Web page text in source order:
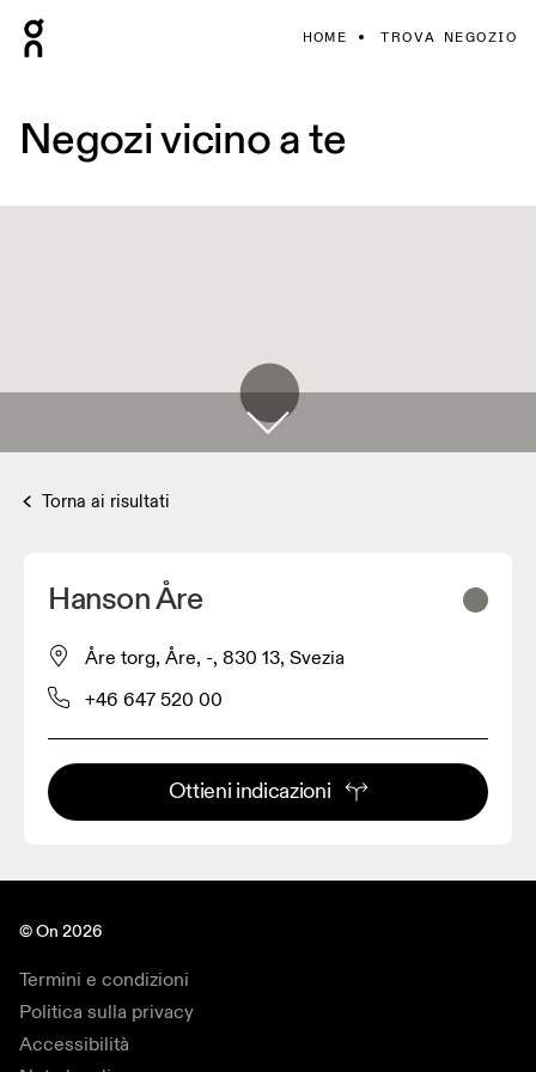
HOME TROVA NEGOZIO
Negozi vicino a te
Torna ai risultati
Hanson Åre
Åre torg, Åre, -, 830 13, Svezia
+46 647 520 00
Ottieni indicazioni
© On 2026
Termini e condizioni
Politica sulla privacy
Accessibilità